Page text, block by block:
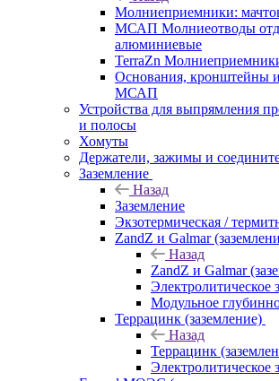
Молниеприемники:
МСАП Молниеотводы
алюминиевые
TerraZn
Основания, кронштейны
МСАП
Устройства для выпрямления
и полосы
Хомуты
Держатели, зажимы и
Заземление
Назад
Заземление
Экзотермическая /
ZandZ и Galmar
Назад
ZandZ и Galmar
Электролитическое
Модульное
Террацинк (заземление)
Назад
Террацинк
Электролитическое